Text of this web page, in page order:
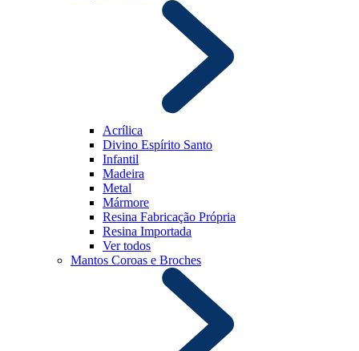
Acrílica
Divino Espírito Santo
Infantil
Madeira
Metal
Mármore
Resina Fabricação Própria
Resina Importada
Ver todos
Mantos Coroas e Broches